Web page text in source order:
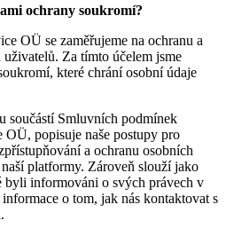
ochrany soukromí?
OÜ se zaměřujeme na ochranu a
Za tímto účelem jsme
které chrání osobní údaje
součástí Smluvních podmínek
OÜ, popisuje naše postupy pro
a ochranu osobních
platformy. Zároveň slouží jako
informováni o svých právech v
o tom, jak nás kontaktovat s